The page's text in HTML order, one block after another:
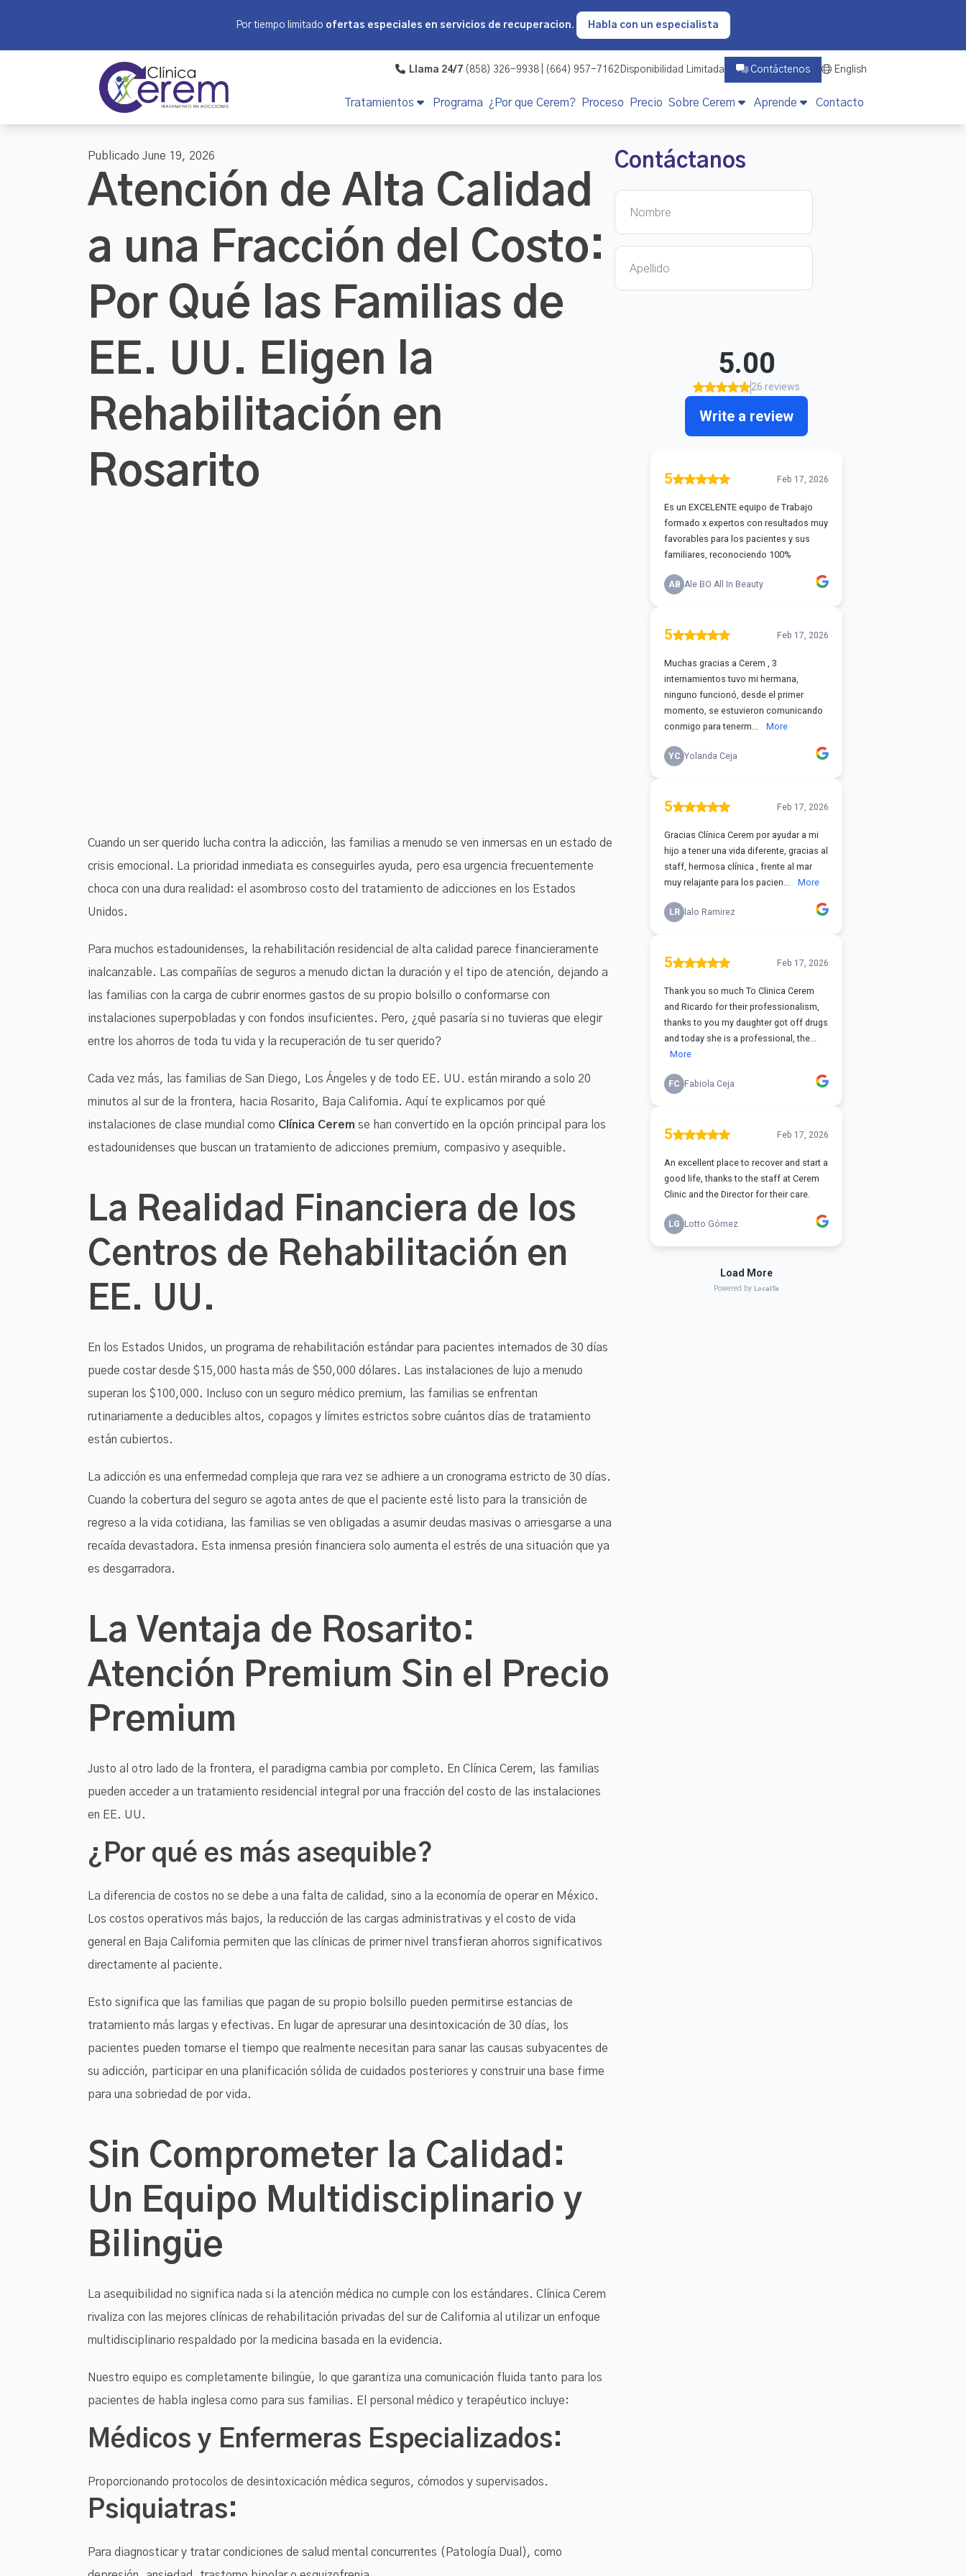
Por tiempo limitado ofertas especiales en servicios de recuperacion. Habla con un especialista
Llama 24/7(858) 326-9938 | (664) 957-7162 Disponibilidad Limitada Contáctenos English
Tratamientos Programa ¿Por que Cerem? Proceso Precio Sobre Cerem Aprende Contacto
Publicado June 19, 2026
Atención de Alta Calidad
a una Fracción del Costo:
Por Qué las Familias de
EE. UU. Eligen la
Rehabilitación en
Rosarito
Cuando un ser querido lucha contra la adicción, las familias a menudo se ven inmersas en un estado de
crisis emocional. La prioridad inmediata es conseguirles ayuda, pero esa urgencia frecuentemente
choca con una dura realidad: el asombroso costo del tratamiento de adicciones en los Estados
Unidos.
Para muchos estadounidenses, la rehabilitación residencial de alta calidad parece financieramente
inalcanzable. Las compañías de seguros a menudo dictan la duración y el tipo de atención, dejando a
las familias con la carga de cubrir enormes gastos de su propio bolsillo o conformarse con
instalaciones superpobladas y con fondos insuficientes. Pero, ¿qué pasaría si no tuvieras que elegir
entre los ahorros de toda tu vida y la recuperación de tu ser querido?
Cada vez más, las familias de San Diego, Los Ángeles y de todo EE. UU. están mirando a solo 20
minutos al sur de la frontera, hacia Rosarito, Baja California. Aquí te explicamos por qué
instalaciones de clase mundial como Clínica Cerem se han convertido en la opción principal para los
estadounidenses que buscan un tratamiento de adicciones premium, compasivo y asequible.
La Realidad Financiera de los
Centros de Rehabilitación en
EE. UU.
En los Estados Unidos, un programa de rehabilitación estándar para pacientes internados de 30 días
puede costar desde $15,000 hasta más de $50,000 dólares. Las instalaciones de lujo a menudo
superan los $100,000. Incluso con un seguro médico premium, las familias se enfrentan
rutinariamente a deducibles altos, copagos y límites estrictos sobre cuántos días de tratamiento
están cubiertos.
La adicción es una enfermedad compleja que rara vez se adhiere a un cronograma estricto de 30 días.
Cuando la cobertura del seguro se agota antes de que el paciente esté listo para la transición de
regreso a la vida cotidiana, las familias se ven obligadas a asumir deudas masivas o arriesgarse a una
recaída devastadora. Esta inmensa presión financiera solo aumenta el estrés de una situación que ya
es desgarradora.
La Ventaja de Rosarito:
Atención Premium Sin el Precio
Premium
Justo al otro lado de la frontera, el paradigma cambia por completo. En Clínica Cerem, las familias
pueden acceder a un tratamiento residencial integral por una fracción del costo de las instalaciones
en EE. UU.
¿Por qué es más asequible?
La diferencia de costos no se debe a una falta de calidad, sino a la economía de operar en México.
Los costos operativos más bajos, la reducción de las cargas administrativas y el costo de vida
general en Baja California permiten que las clínicas de primer nivel transfieran ahorros significativos
directamente al paciente.
Esto significa que las familias que pagan de su propio bolsillo pueden permitirse estancias de
tratamiento más largas y efectivas. En lugar de apresurar una desintoxicación de 30 días, los
pacientes pueden tomarse el tiempo que realmente necesitan para sanar las causas subyacentes de
su adicción, participar en una planificación sólida de cuidados posteriores y construir una base firme
para una sobriedad de por vida.
Sin Comprometer la Calidad:
Un Equipo Multidisciplinario y
Bilingüe
La asequibilidad no significa nada si la atención médica no cumple con los estándares. Clínica Cerem
rivaliza con las mejores clínicas de rehabilitación privadas del sur de California al utilizar un enfoque
multidisciplinario respaldado por la medicina basada en la evidencia.
Nuestro equipo es completamente bilingüe, lo que garantiza una comunicación fluida tanto para los
pacientes de habla inglesa como para sus familias. El personal médico y terapéutico incluye:
Médicos y Enfermeras Especializados:
Proporcionando protocolos de desintoxicación médica seguros, cómodos y supervisados.
Psiquiatras:
Para diagnosticar y tratar condiciones de salud mental concurrentes (Patología Dual), como
Contáctanos